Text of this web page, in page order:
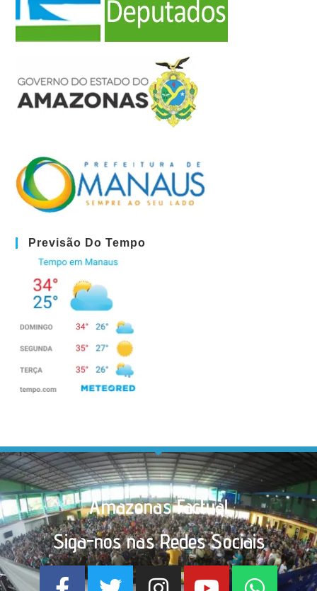
Previsão Do Tempo
Amazonas Factual
Siga-nos nas Redes Sociais